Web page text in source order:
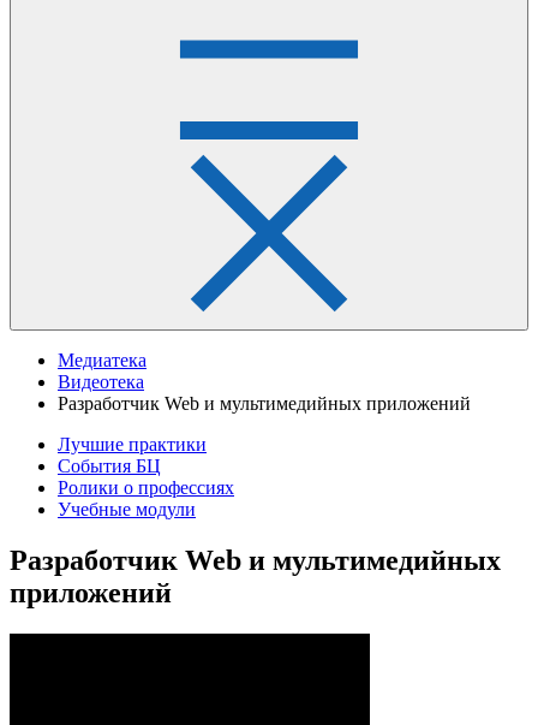
Медиатека
Видеотека
Разработчик Web и мультимедийных приложений
Лучшие практики
События БЦ
Ролики о профессиях
Учебные модули
Разработчик Web и мультимедийных
приложений